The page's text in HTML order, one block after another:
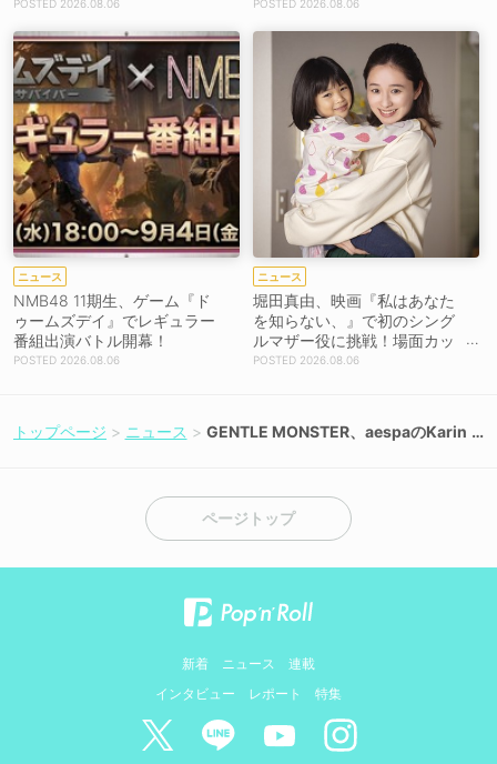
2026.08.06 2026.08.06
ニュース
NMB48 11期生、ゲーム『ド
ゥームズデイ』でレギュラー
番組出演バトル開幕！
2026.08.06
ニュース
堀田真由、映画『私はあなた
を知らない、』で初のシング
ルマザー役に挑戦！場面カッ
トを解禁！【コメントあり】
2026.08.06
トップページ ニュース
GENTLE MONSTER、aespaのKarin
ページトップ
新着 ニュース
連載
インタビュー
レポート 特集